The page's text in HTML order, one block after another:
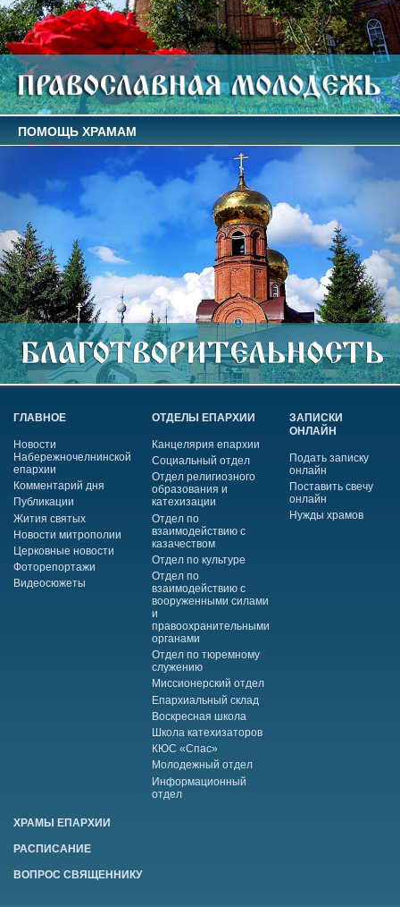
ПОМОЩЬ ХРАМАМ
ГЛАВНОЕ
Новости
Набережночелнинской
епархии
Комментарий дня
Публикации
Жития святых
Новости митрополии
Церковные новости
Фоторепортажи
Видеосюжеты
ОТДЕЛЫ ЕПАРХИИ
Канцелярия епархии
Социальный отдел
Отдел религиозного
образования и
катехизации
Отдел по
взаимодействию с
казачеством
Отдел по культуре
Отдел по
взаимодействию с
вооруженными силами
и
правоохранительными
органами
Отдел по тюремному
служению
Миссионерский отдел
Епархиальный склад
Воскресная школа
Школа катехизаторов
КЮС «Спас»
Молодежный отдел
Информационный
отдел
ЗАПИСКИ
ОНЛАЙН
Подать записку
онлайн
Поставить свечу
онлайн
Нужды храмов
ХРАМЫ ЕПАРХИИ
РАСПИСАНИЕ
ВОПРОС СВЯЩЕННИКУ